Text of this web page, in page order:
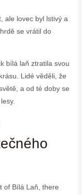
ale lovec byl lstivý a
se vrátil do
bílá laň ztratila svou
Lidé věděli, že
a od té doby se⁣
of Bílá​ Laň, there